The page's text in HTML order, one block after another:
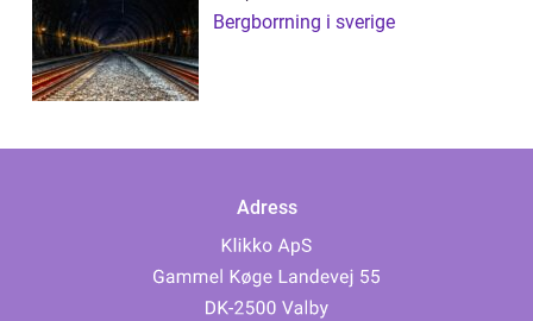
Bergborrning i sverige
Adress